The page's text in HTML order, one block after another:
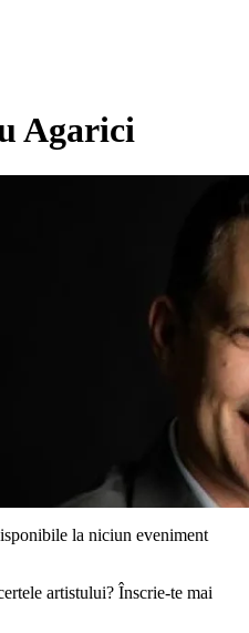
Agarici
la niciun eveniment
artistului? Înscrie-te mai